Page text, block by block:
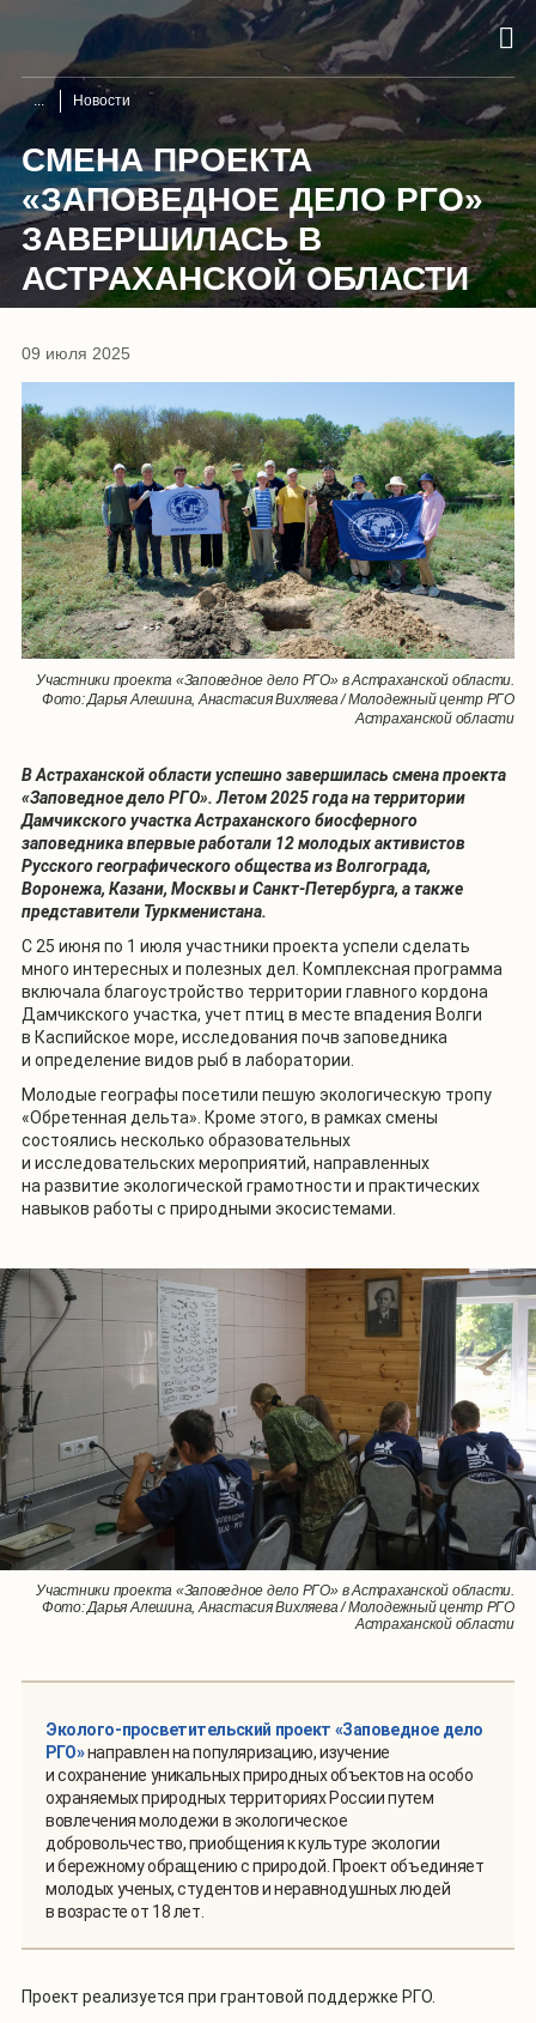
Новости
СМЕНА ПРОЕКТА
«ЗАПОВЕДНОЕ ДЕЛО РГО»
ЗАВЕРШИЛАСЬ В
АСТРАХАНСКОЙ ОБЛАСТИ
09 июля 2025
Участники проекта «Заповедное дело РГО» в Астраханской области.
Фото: Дарья Алешина, Анастасия Вихляева / Молодежный центр РГО
Астраханской области
В Астраханской области успешно завершилась смена проекта
«Заповедное дело РГО». Летом 2025 года на территории
Дамчикского участка Астраханского биосферного
заповедника впервые работали 12 молодых активистов
Русского географического общества из Волгограда,
Воронежа, Казани, Москвы и Санкт-Петербурга, а также
представители Туркменистана.
С 25 июня по 1 июля участники проекта успели сделать
много интересных и полезных дел. Комплексная программа
включала благоустройство территории главного кордона
Дамчикского участка, учет птиц в месте впадения Волги
в Каспийское море, исследования почв заповедника
и определение видов рыб в лаборатории.
Молодые географы посетили пешую экологическую тропу
«Обретенная дельта». Кроме этого, в рамках смены
состоялись несколько образовательных
и исследовательских мероприятий, направленных
на развитие экологической грамотности и практических
навыков работы с природными экосистемами.
Участники проекта «Заповедное дело РГО» в Астраханской области.
Фото: Дарья Алешина, Анастасия Вихляева / Молодежный центр РГО
Астраханской области
Участники проекта «Заповедное дело РГО» в Астраханской области.
Фото: Дарья Алешина, Анастасия Вихляева / Молодежный центр РГО
Астраханской области
Участники проекта «Заповедное дело РГО» в Астраханской области.
Фото: Дарья Алешина, Анастасия Вихляева / Молодежный центр РГО
Астраханской области
Эколого-просветительский проект «Заповедное дело
РГО»направлен на популяризацию, изучение
и сохранение уникальных природных объектов на особо
охраняемых природных территориях России путем
вовлечения молодежи в экологическое
добровольчество, приобщения к культуре экологии
и бережному обращению с природой. Проект объединяет
молодых ученых, студентов и неравнодушных людей
в возрасте от 18 лет.
Проект реализуется при грантовой поддержке РГО.